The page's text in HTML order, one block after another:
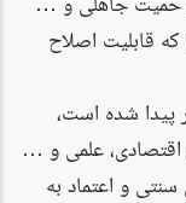
که قابلیت اصلاح
پیدا شده است،
علمی و …
و اعتماد به